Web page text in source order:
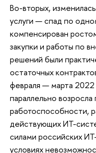
Во-вторых,
услуги — спад по
компенсирован
закупки и работы по
решений были
остаточных
февраля — марта
параллельно
работоспособности,
действующих ИТ-
силами российских
условиях